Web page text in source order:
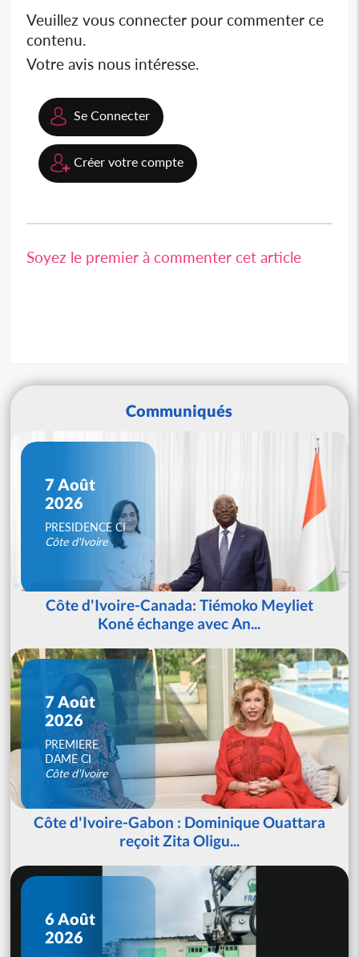
Veuillez vous connecter pour commenter ce
contenu.
Votre avis nous intéresse.
Se Connecter
Créer votre compte
Soyez le premier à commenter cet article
Communiqués
7 Août
2026
PRESIDENCE CI
Côte d'Ivoire
Côte d'Ivoire-Canada: Tiémoko Meyliet
Koné échange avec An...
7 Août
2026
PREMIERE
DAME CI
Côte d'Ivoire
Côte d'Ivoire-Gabon : Dominique Ouattara
reçoit Zita Oligu...
6 Août
2026